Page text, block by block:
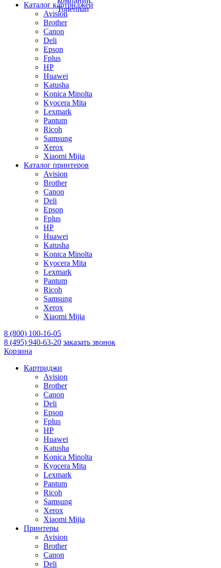
Каталог картриджей
Avision
Brother
Canon
Deli
Epson
Fplus
HP
Huawei
Katusha
Konica Minolta
Kyocera Mita
Lexmark
Pantum
Ricoh
Samsung
Xerox
Xiaomi Mijia
Каталог принтеров
Avision
Brother
Canon
Deli
Epson
Fplus
HP
Huawei
Katusha
Konica Minolta
Kyocera Mita
Lexmark
Pantum
Ricoh
Samsung
Xerox
Xiaomi Mijia
8 (800) 100-16-05
8 (495) 940-63-20 заказать звонок
Корзина
Картриджи
Avision
Brother
Canon
Deli
Epson
Fplus
HP
Huawei
Katusha
Konica Minolta
Kyocera Mita
Lexmark
Pantum
Ricoh
Samsung
Xerox
Xiaomi Mijia
Принтеры
Avision
Brother
Canon
Deli